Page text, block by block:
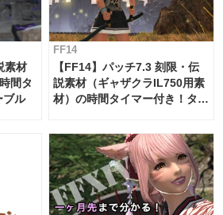
素材
間タ
ブル
FF14
【FF14】パッチ7.3 刻限・伝
説素材（ギャザクラIL750用素
材）の時間タイマー付き！タイ